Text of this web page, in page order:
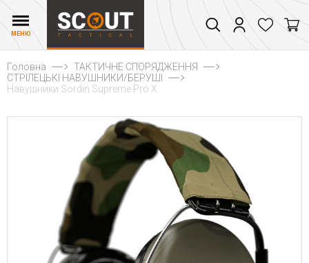
МЕНЮ
Головна
ТАКТИЧНЕ СПОРЯДЖЕННЯ
СТРІЛЕЦЬКІ НАВУШНИКИ/БЕРУШІ
Навушники Sordin Supreme Pro X